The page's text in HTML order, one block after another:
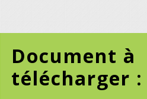
Document à
télécharger :